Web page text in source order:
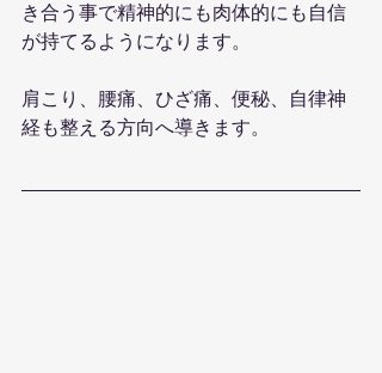
き合う事で精神的にも肉体的にも自信
が持てるようになります。
肩こり、腰痛、ひざ痛、便秘、自律神
経も整える方向へ導きます。